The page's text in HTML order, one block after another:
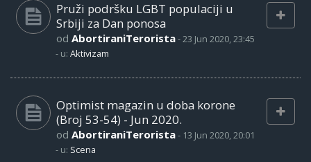
Pruži podršku LGBT populaciji u
Srbiji za Dan ponosa
od AbortiraniTerorista-23 Jun 2020, 23:45
- u: Aktivizam
Optimist magazin u doba korone
(Broj 53-54) - Jun 2020.
od AbortiraniTerorista- 13 Jun 2020, 20:01
- u: Scena